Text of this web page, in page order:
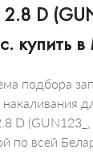
D
купить
подбора
D
по всей